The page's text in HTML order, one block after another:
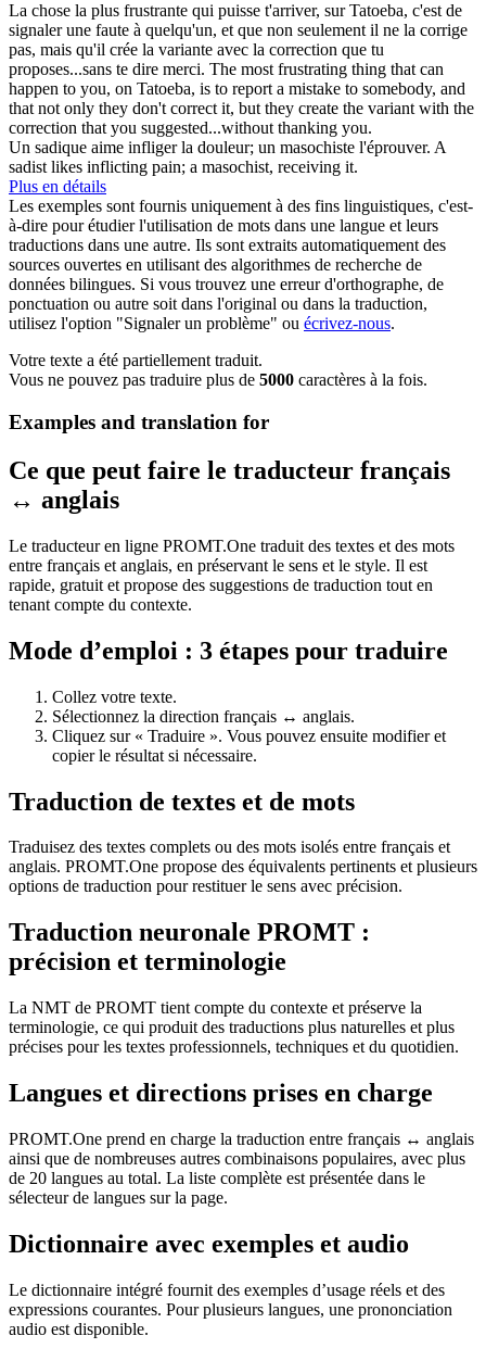
La chose la plus frustrante qui puisse t'arriver, sur Tatoeba, c'est de
signaler une faute à quelqu'un, et que non seulement il ne la corrige
pas, mais qu'il crée la variante avec la correction que tu
proposes...sans te dire merci. The most frustrating thing that can
happen to you, on Tatoeba, is to report a mistake to somebody, and
that not only they don't correct it, but they create the variant with the
correction that you suggested...without thanking you.
Un sadique aime infligerla douleur; un masochiste l'éprouver. A
sadist likes inflicting pain; a masochist, receiving it.
Plus en détails
Les exemples sont fournis uniquement à des fins linguistiques, c'est-
à-dire pour étudier l'utilisation de mots dans une langue et leurs
traductions dans une autre. Ils sont extraits automatiquement des
sources ouvertes en utilisant des algorithmes de recherche de
données bilingues. Si vous trouvez une erreur d'orthographe, de
ponctuation ou autre soit dans l'original ou dans la traduction,
utilisez l'option "Signaler un problème" ou écrivez-nous.
Votre texte a été partiellement traduit.
Vous ne pouvez pas traduire plus de 5000 caractères à la fois.
Examples and translation for
Ce que peut faire le traducteur français
↔ anglais
Le traducteur en ligne PROMT.One traduit des textes et des mots
entre français et anglais, en préservant le sens et le style. Il est
rapide, gratuit et propose des suggestions de traduction tout en
tenant compte du contexte.
Mode d’emploi : 3 étapes pour traduire
Collez votre texte.
Sélectionnez la direction français ↔ anglais.
Cliquez sur « Traduire ». Vous pouvez ensuite modifier et
copier le résultat si nécessaire.
Traduction de textes et de mots
Traduisez des textes complets ou des mots isolés entre français et
anglais. PROMT.One propose des équivalents pertinents et plusieurs
options de traduction pour restituer le sens avec précision.
Traduction neuronale PROMT :
précision et terminologie
La NMT de PROMT tient compte du contexte et préserve la
terminologie, ce qui produit des traductions plus naturelles et plus
précises pour les textes professionnels, techniques et du quotidien.
Langues et directions prises en charge
PROMT.One prend en charge la traduction entre français ↔ anglais
ainsi que de nombreuses autres combinaisons populaires, avec plus
de 20 langues au total. La liste complète est présentée dans le
sélecteur de langues sur la page.
Dictionnaire avec exemples et audio
Le dictionnaire intégré fournit des exemples d’usage réels et des
expressions courantes. Pour plusieurs langues, une prononciation
audio est disponible.